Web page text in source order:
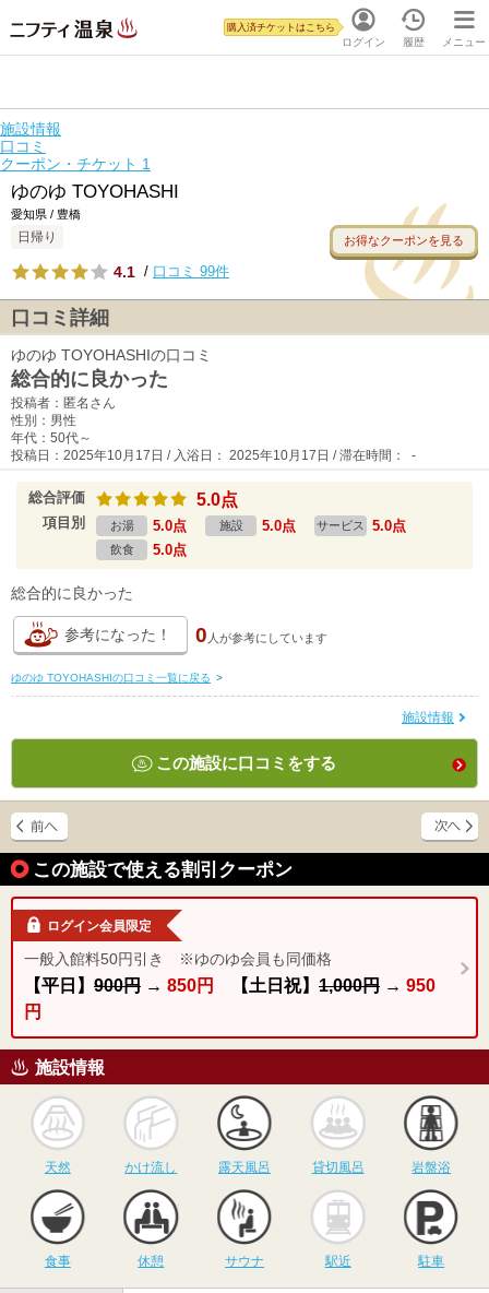
ログイン
購入済チケットはこちら
履歴 メニュー
施設情報
口コミ
クーポン・チケット 1
ゆのゆ TOYOHASHI
愛知県 / 豊橋
日帰り お得なクーポンを見る
4.1 / 口コミ 99件
口コミ詳細
ゆのゆ TOYOHASHIの口コミ
総合的に良かった
投稿者：匿名さん
性別：男性
年代：50代～
投稿日：2025年10月17日 / 入浴日： 2025年10月17日 / 滞在時間： -
総合評価 5.0点
項目別 お湯 5.0点 施設 5.0点 サービス 5.0点
飲食 5.0点
総合的に良かった
参考になった！ 0 人が参考にしています
ゆのゆ TOYOHASHIの口コミ一覧に戻る >
施設情報
この施設に口コミをする
この施設で使える割引クーポン
ログイン会員限定
一般入館料50円引き ※ゆのゆ会員も同価格
【平日】 900円 → 850円 【土日祝】 1,000円 → 950
円
施設情報
天然
かけ流し
かけ流し
露天風呂
露天風呂
貸切風呂
貸切風呂 岩盤浴
食事 休憩
サウナ
サウナ 駅近 駐車